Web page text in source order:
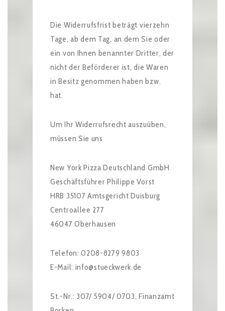
Die Widerrufsfrist beträgt vierzehn
Tage, ab dem Tag, an dem Sie oder
ein von Ihnen benannter Dritter, der
nicht der Beförderer ist, die Waren
in Besitz genommen haben bzw.
hat.
Um Ihr Widerrufsrecht auszuüben,
müssen Sie uns
New York Pizza Deutschland GmbH
Geschäftsführer Philippe Vorst
HRB 35107 Amtsgericht Duisburg
Centroallee 277
46047 Oberhausen
Telefon: 0208-8279 9803
E-Mail: info@stueckwerk.de
St.-Nr.: 307/ 5904/ 0703, Finanzamt